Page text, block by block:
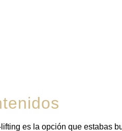
es la opción que estabas